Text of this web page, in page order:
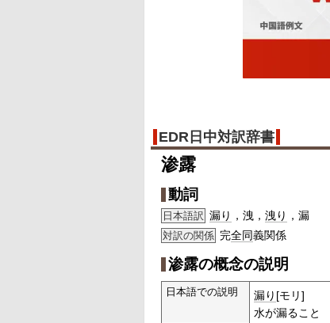
EDR日中対訳辞書
渗露
動詞
日本語訳 漏り ，洩， 洩り ，漏
対訳の関係 完全同義関係
渗露の概念の説明
日本語での説明 漏り [モリ]
水が漏ること